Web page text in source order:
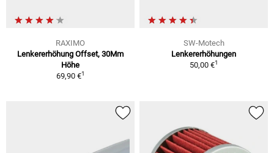
RAXIMO
Lenkererhöhung Offset, 30Mm
Höhe
69,90 €1
SW-Motech
Lenkererhöhungen
50,00 €1